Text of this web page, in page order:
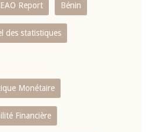
Report Bénin
des statistiques
Monétaire
Financière